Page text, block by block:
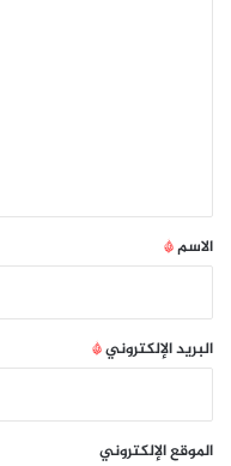
*
الاسم*
البريد الإلكتروني*
الموقع الإلكتروني